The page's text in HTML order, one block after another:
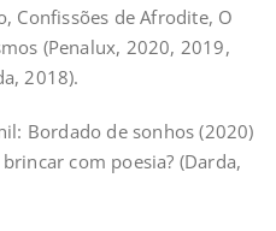
Confissões de Afrodite, O
(Penalux, 2020, 2019,
2018).
Bordado de sonhos (2020)
com poesia? (Darda,